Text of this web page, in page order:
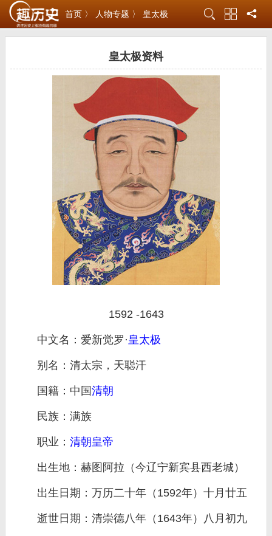
首页 〉 人物专题 〉 皇太极
皇太极资料
1592 -1643
中文名：爱新觉罗·皇太极
别名：清太宗，天聪汗
国籍：中国清朝
民族：满族
职业： 清朝皇帝
出生地：赫图阿拉（今辽宁新宾县西老城）
出生日期：万历二十年（1592年）十月廿五
逝世日期：清崇德八年（1643年）八月初九